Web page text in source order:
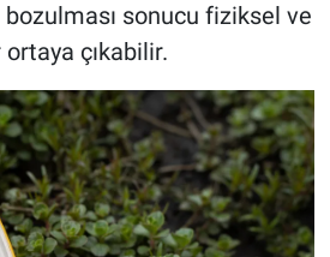
sonucu fiziksel ve
çıkabilir.